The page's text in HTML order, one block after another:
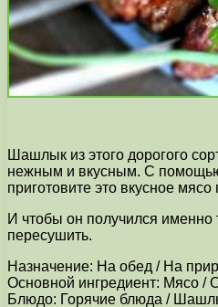
Шашлык из этого дорогого
нежным и вкусным. С
приготовите это вкусное мясо
И чтобы он получился именно
пересушить.
Назначение: На обед / На
Основной ингредиент: Мясо /
Блюдо: Горячие блюда /